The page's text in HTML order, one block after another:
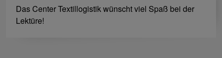
Das Center Textillogistik wünscht viel Spaß bei der
Lektüre!